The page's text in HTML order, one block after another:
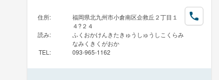
住所:
福岡県北九州市小倉南区企救丘２丁目１
４?２４
読み:
ふくおかけんきたきゅうしゅうしこくらみ
なみくきくがおか
TEL : 093-965-1162